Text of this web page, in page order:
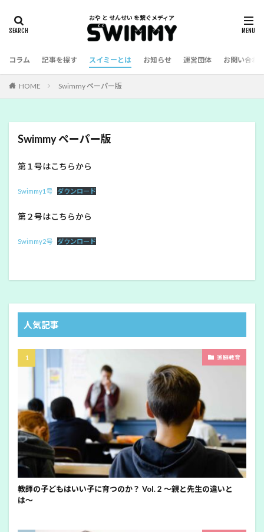
コラム 記事を探す スイミーとは お知らせ 運営団体 お問い合わ
HOME Swimmy ペーパー版
Swimmy ペーパー版
第１号はこちらから
Swimmy1号 ダウンロード
第２号はこちらから
Swimmy2号 ダウンロード
人気記事
家庭教育
教師の子どもはいい子に育つのか？ Vol. 2 〜親と先生の違いと
は〜